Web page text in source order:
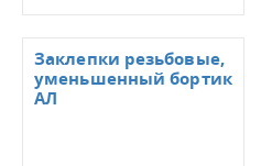
Заклепки резьбовые,
уменьшенный бортик
АЛ